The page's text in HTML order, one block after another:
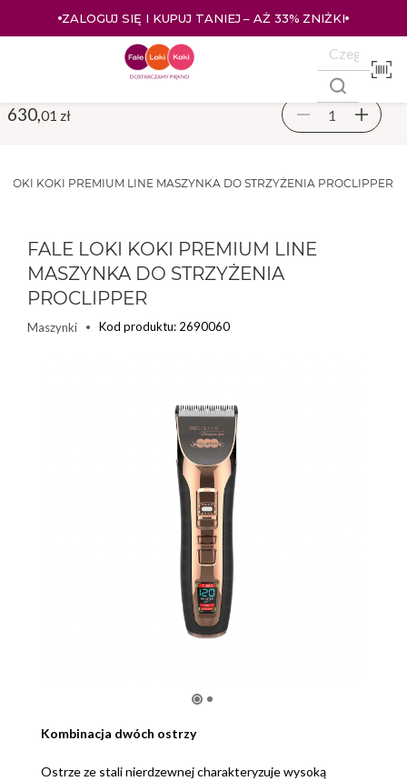
ZALOGUJ SIĘ I KUPUJ TANIEJ – AŻ 33% ZNIŻKI
LOKI KOKI PREMIUM LINE MASZYNKA DO STRZYŻENIA PROCLIPPER
FALE LOKI KOKI PREMIUM LINE
MASZYNKA DO STRZYŻENIA
PROCLIPPER
Maszynki Kod produktu: 2690060
Kombinacja dwóch ostrzy
Ostrze ze stali nierdzewnej charakteryzuje wysoką
630, 01 zł